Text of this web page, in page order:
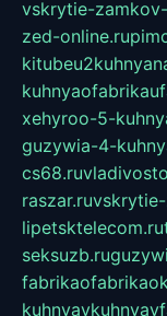
vskrytie-
zed-online.ru
xehyroo-5-
guzywia-4-
cs68.ru
raszar.ruvskrytie-
lipetsktelecom.ru
seksuzb.ru